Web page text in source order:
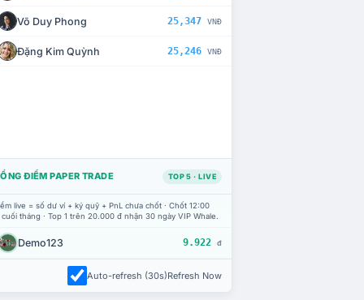
Võ Duy Phong 25,347 VNĐ
Đặng Kim Quỳnh 25,246 VNĐ
ĐIỂM PAPER TRADE TOP 5 · LIVE
live = số dư ví + ký quỹ + PnL chưa chốt · Chốt 12:00
tháng · Top 1 trên 20.000 đ nhận 30 ngày VIP Whale.
Demo123 9.922 đ
Auto-refresh (30s)Refresh Now